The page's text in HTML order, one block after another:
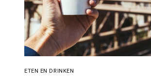
ETEN EN DRINKEN